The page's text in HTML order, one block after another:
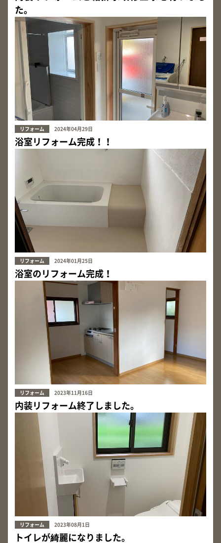
た。
リフォーム 2024年04月29日
浴室リフォーム完成！！
リフォーム 2024年01月25日
浴室のリフォーム完成！
リフォーム 2023年11月16日
内装リフォーム終了しました。
リフォーム 2023年08月1日
トイレが綺麗になりました。